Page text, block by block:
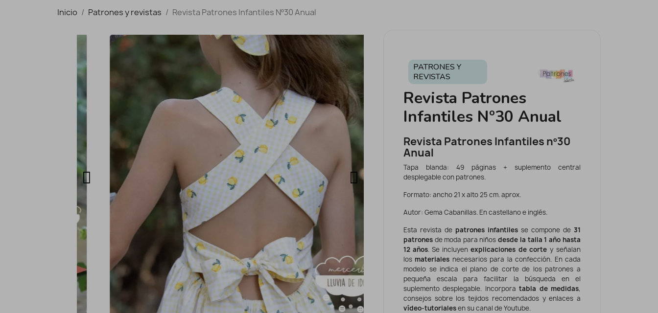
Inicio Patrones y revistas Revista Patrones Infantiles Nº30 Anual
PATRONES Y
REVISTAS
Revista Patrones
Infantiles Nº30 Anual
Revista Patrones Infantiles nº30
Anual
Tapa blanda: 49 páginas + suplemento central
desplegable con patrones.
Formato: ancho 21 x alto 25 cm. aprox.
Autor: Gema Cabanillas. En castellano e inglés.
Esta revista de patrones infantiles se compone de 31
patrones de moda para niños desde la talla 1 año hasta
12 años. Se incluyen explicaciones de corte y señalan
los materiales necesarios para la confección. En cada
modelo se indica el plano de corte de los patrones a
pequeña escala para facilitar la búsqueda en el
suplemento desplegable. Incorpora tabla de medidas,
consejos sobre los tejidos recomendados y enlaces a
vídeo-tutorialesen su canal de Youtube.